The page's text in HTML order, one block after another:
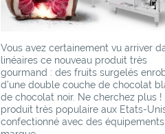
Vous avez certainement vu arriver
linéaires ce nouveau produit très
gourmand : des fruits surgelés
d’une double couche de chocolat
de chocolat noir. Ne cherchez plus !
produit très populaire aux Etats-
confectionné avec des